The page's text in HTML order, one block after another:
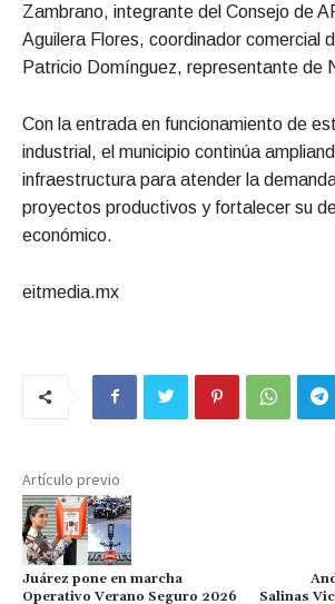
Zambrano, integrante del Consejo de
Aguilera Flores, coordinador comercial
Patricio Domínguez, representante de
Con la entrada en funcionamiento de
industrial, el municipio continúa
infraestructura para atender la
proyectos productivos y fortalecer su
económico.
eitmedia.mx
Artículo previo
Juárez pone en marcha
Operativo Verano Seguro 2026
Salinas